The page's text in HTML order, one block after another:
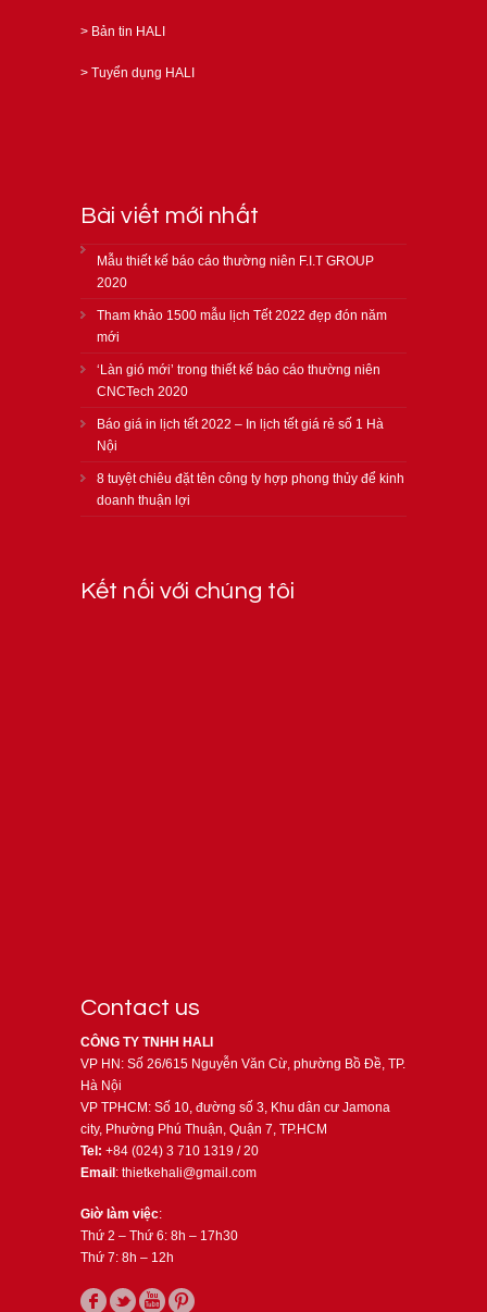
> Bản tin HALI
> Tuyển dụng HALI
Bài viết mới nhất
Mẫu thiết kế báo cáo thường niên F.I.T GROUP
2020
Tham khảo 1500 mẫu lịch Tết 2022 đẹp đón năm
mới
‘Làn gió mới’ trong thiết kế báo cáo thường niên
CNCTech 2020
Báo giá in lịch tết 2022 – In lịch tết giá rẻ số 1 Hà
Nội
8 tuyệt chiêu đặt tên công ty hợp phong thủy để kinh
doanh thuận lợi
Kết nối với chúng tôi
Contact us
CÔNG TY TNHH HALI
VP HN: Số 26/615 Nguyễn Văn Cừ, phường Bồ Đề, TP.
Hà Nội
VP TPHCM: Số 10, đường số 3, Khu dân cư Jamona
city, Phường Phú Thuận, Quận 7, TP.HCM
Tel: +84 (024) 3 710 1319 / 20
Email: thietkehali@gmail.com
Giờ làm việc:
Thứ 2 – Thứ 6: 8h – 17h30
Thứ 7: 8h – 12h